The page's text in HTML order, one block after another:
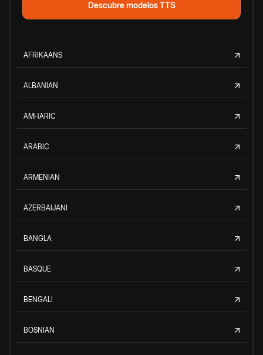
Descubre modelos TTS
AFRIKAANS
ALBANIAN
AMHARIC
ARABIC
ARMENIAN
AZERBAIJANI
BANGLA
BASQUE
BENGALI
BOSNIAN